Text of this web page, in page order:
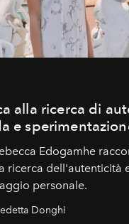
alla ricerca di
e
Edogamhe
ricerca dell'autenticità
personale.
Donghi